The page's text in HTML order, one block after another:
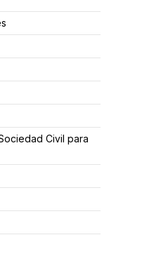
Civil para